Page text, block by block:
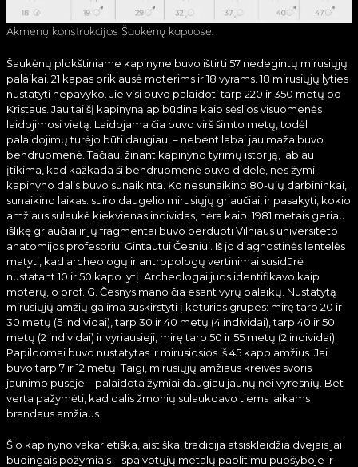
Akmenų konstrukcijos Šaukėnų kapuose.
Šaukėnų plokštiniame kapinyne buvo ištirti 57 nedegintų mirusiųjų
palaikai. 21 kapas priklausė moterims ir 18 vyrams. 18 mirusiųjų lyties
nustatyti nepavyko. Jie visi buvo palaidoti tarp 220 ir 350 metų po
Kristaus. Jau tai šį kapinyną apibūdina kaip sėslios visuomenės
laidojimosi vietą. Laidojama čia buvo virš šimto metų, todėl
palaidojimų turėjo būti daugiau, – nebent labai jau maža buvo
bendruomenė. Tačiau, žinant kapinyno tyrimų istoriją, labiau
įtikima, kad kažkada ši bendruomenė buvo didelė, nes žymi
kapinyno dalis buvo sunaikinta. Ko nesunaikino 80-ųjų darbininkai,
sunaikino laikas: suiro daugelio mirusiųjų griaučiai, ir pasakyti, kokio
amžiaus sulaukė kiekvienas individas, nėra kaip. 1981 metais geriau
išlikę griaučiai ir jų fragmentai buvo perduoti Vilniaus universiteto
anatomijos profesoriui Gintautui Česniui. Iš jo diagnostinės lentelės
matyti, kad archeologų ir antropologų vertinimai susidūrė
nustatant 10 ir 50 kapo lytį. Archeologai juos identifikavo kaip
moterų, o prof. G. Česnys mano čia esant vyrų palaikų. Nustatytą
mirusiųjų amžių galima suskirstyti į keturias grupes: mirę tarp 20 ir
30 metų (5 individai), tarp 30 ir 40 metų (4 individai), tarp 40 ir 50
metų (2 individai) ir vyriausieji, mirę tarp 50 ir 55 metų (2 individai).
Papildomai buvo nustatytas ir mirusiosios iš 45 kapo amžius. Jai
buvo tarp 7 ir 12 metų. Taigi, mirusiųjų amžiaus kreivės svoris
jaunimo pusėje – palaidota žymiai daugiau jaunų nei vyresnių. Bet
verta pažymėti, kad dalis žmonių sulaukdavo tiems laikams
brandaus amžiaus.
Šio kapinyno vakarietiška, aistiška, tradicija atsiskleidžia dvejais jai
būdingais požymiais – spalvotųjų metalų paplitimu puošyboje ir